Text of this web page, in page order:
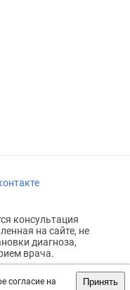
согласие на
Принять
консультация
на сайте, не
диагноза,
врача.